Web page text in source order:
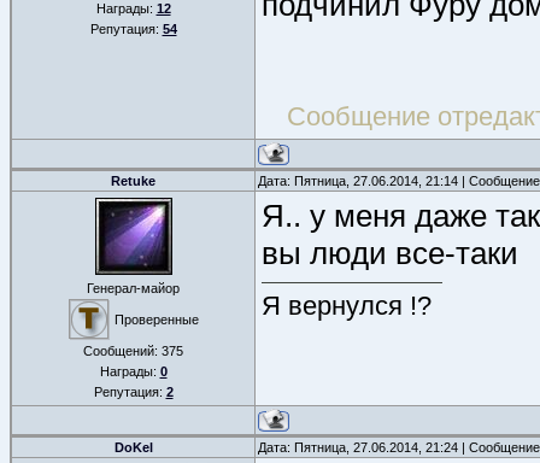
Награды: 12
Репутация: 54
Сообщение
Retuke Дата: Пятница, 27.06.2014, 21:14 |
Генерал-майор
Проверенные
Сообщений: 375
Награды: 0
Репутация: 2
Я.. у меня даже
вы люди все-таки
Я вернулся !?
DoKel Дата: Пятница, 27.06.2014, 21:24 |